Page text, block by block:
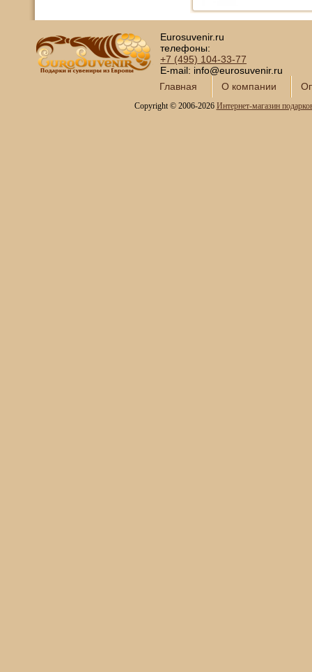
Eurosuvenir.ru
телефоны:
+7 (495) 104-33-77
E-mail: info@eurosuvenir.ru
Главная
О компании
Copyright © 2006-2026 Интернет-магазин